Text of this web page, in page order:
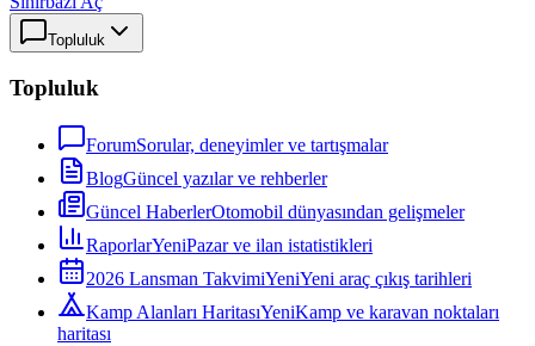
Topluluk
Topluluk
ForumSorular, deneyimler ve tartışmalar
BlogGüncel yazılar ve rehberler
Güncel HaberlerOtomobil dünyasından gelişmeler
RaporlarYeniPazar ve ilan istatistikleri
2026 Lansman TakvimiYeniYeni araç çıkış tarihleri
Kamp Alanları HaritasıYeniKamp ve karavan noktaları
haritası